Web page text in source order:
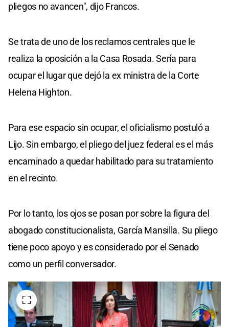
pliegos no avancen", dijo Francos.
Se trata de uno de los reclamos centrales que le
realiza la oposición a la Casa Rosada. Sería para
ocupar el lugar que dejó la ex ministra de la Corte
Helena Highton.
Para ese espacio sin ocupar, el oficialismo postuló a
Lijo. Sin embargo, el pliego del juez federal es el más
encaminado a quedar habilitado para su tratamiento
en el recinto.
Por lo tanto, los ojos se posan por sobre la figura del
abogado constitucionalista, García Mansilla. Su pliego
tiene poco apoyo y es considerado por el Senado
como un perfil conversador.